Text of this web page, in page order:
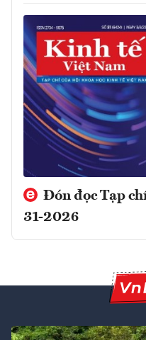
Đón đọc Tạp
31-2026